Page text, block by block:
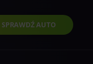
SPRAWDŹ AUTO